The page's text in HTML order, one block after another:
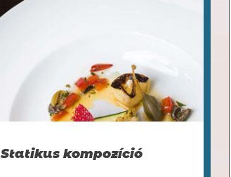
Statikus kompozíció